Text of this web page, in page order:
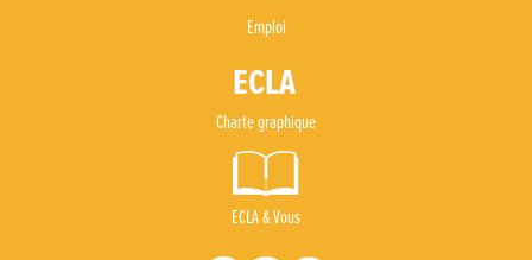
Emploi
Charte graphique
ECLA & Vous